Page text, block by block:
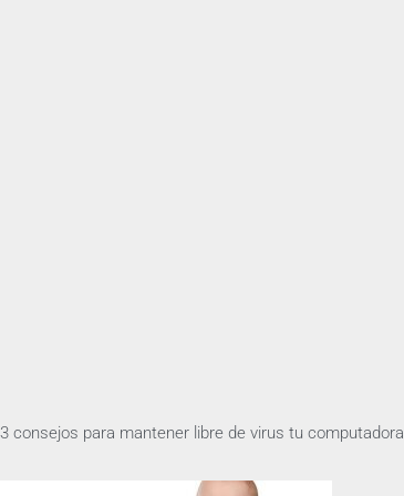
3 consejos para mantener libre de virus tu computadora